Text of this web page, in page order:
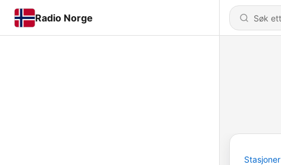
Radio Norge
Stasjoner